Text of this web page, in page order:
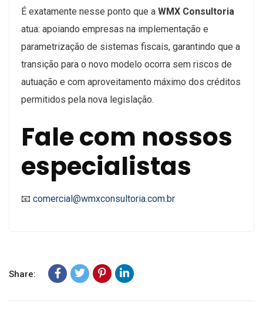
É exatamente nesse ponto que a WMX Consultoria
atua: apoiando empresas na implementação e
parametrização de sistemas fiscais, garantindo que a
transição para o novo modelo ocorra sem riscos de
autuação e com aproveitamento máximo dos créditos
permitidos pela nova legislação.
Fale com nossos
especialistas
📧 comercial@wmxconsultoria.com.br
Share: